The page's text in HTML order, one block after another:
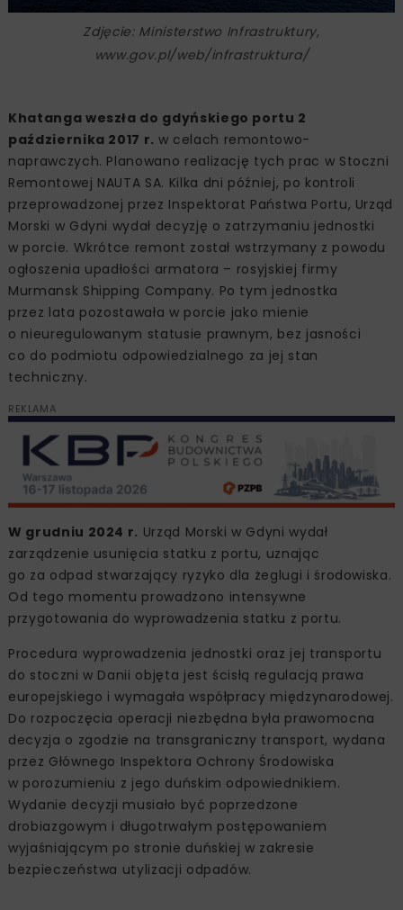
Zdjęcie: Ministerstwo Infrastruktury,
www.gov.pl/web/infrastruktura/
Khatanga weszła do gdyńskiego portu 2
października 2017 r. w celach remontowo-
naprawczych. Planowano realizację tych prac w Stoczni
Remontowej NAUTA SA. Kilka dni później, po kontroli
przeprowadzonej przez Inspektorat Państwa Portu, Urząd
Morski w Gdyni wydał decyzję o zatrzymaniu jednostki
w porcie. Wkrótce remont został wstrzymany z powodu
ogłoszenia upadłości armatora – rosyjskiej firmy
Murmansk Shipping Company. Po tym jednostka
przez lata pozostawała w porcie jako mienie
o nieuregulowanym statusie prawnym, bez jasności
co do podmiotu odpowiedzialnego za jej stan
techniczny.
REKLAMA
W grudniu 2024 r. Urząd Morski w Gdyni wydał
zarządzenie usunięcia statku z portu, uznając
go za odpad stwarzający ryzyko dla żeglugi i środowiska.
Od tego momentu prowadzono intensywne
przygotowania do wyprowadzenia statku z portu.
Procedura wyprowadzenia jednostki oraz jej transportu
do stoczni w Danii objęta jest ścisłą regulacją prawa
europejskiego i wymagała współpracy międzynarodowej.
Do rozpoczęcia operacji niezbędna była prawomocna
decyzja o zgodzie na transgraniczny transport, wydana
przez Głównego Inspektora Ochrony Środowiska
w porozumieniu z jego duńskim odpowiednikiem.
Wydanie decyzji musiało być poprzedzone
drobiazgowym i długotrwałym postępowaniem
wyjaśniającym po stronie duńskiej w zakresie
bezpieczeństwa utylizacji odpadów.